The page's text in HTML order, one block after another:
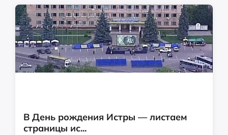
В День рождения Истры — листаем
страницы ис...